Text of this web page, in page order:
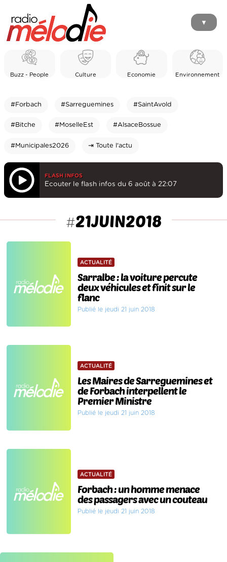
▼
Buzz - People Culture Economie Environnement
#Forbach #Sarreguemines #SaintAvold
#Bitche #MoselleEst #AlsaceBossue
#Municipales2026 ⇥ Toute l'actu
FLASH INFOS
Ecouter le flash infos du 6 août à 22:07
#21JUIN2018
ACTUALITÉ
Sarralbe : la voiture percute
deux véhicules et finit sur le
flanc
Publié le jeudi 21 juin 2018
ACTUALITÉ
Les Maires de Sarreguemines et
de Forbach interpellent le
Premier Ministre
Publié le jeudi 21 juin 2018
ACTUALITÉ
Forbach : un homme menace
des passagers avec un couteau
Publié le jeudi 21 juin 2018